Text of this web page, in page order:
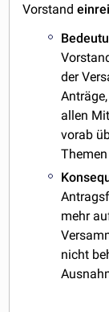
Vorstand
der
allen
vorab
mehr
nicht